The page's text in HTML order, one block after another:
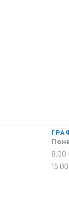
8.00